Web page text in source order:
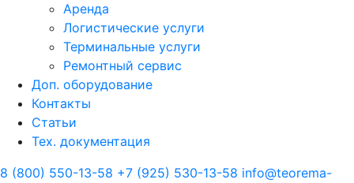
Аренда
Логистические услуги
Терминальные услуги
Ремонтный сервис
Доп. оборудование
Контакты
Статьи
Тех. документация
8 (800) 550-13-58 +7 (925) 530-13-58 info@teorema-